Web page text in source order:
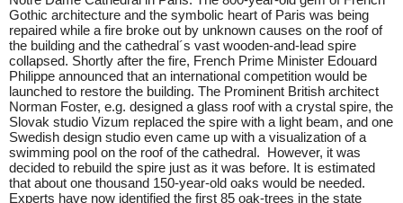
Gothic architecture and the symbolic heart of Paris was being
repaired while a fire broke out by unknown causes on the roof of
the building and the cathedral´s vast wooden-and-lead spire
collapsed. Shortly after the fire, French Prime Minister Edouard
Philippe announced that an international competition would be
launched to restore the building. The Prominent British architect
Norman Foster, e.g. designed a glass roof with a crystal spire, the
Slovak studio Vizum replaced the spire with a light beam, and one
Swedish design studio even came up with a visualization of a
swimming pool on the roof of the cathedral. However, it was
decided to rebuild the spire just as it was before. It is estimated
that about one thousand 150-year-old oaks would be needed.
Experts have now identified the first 85 oak-trees in the state